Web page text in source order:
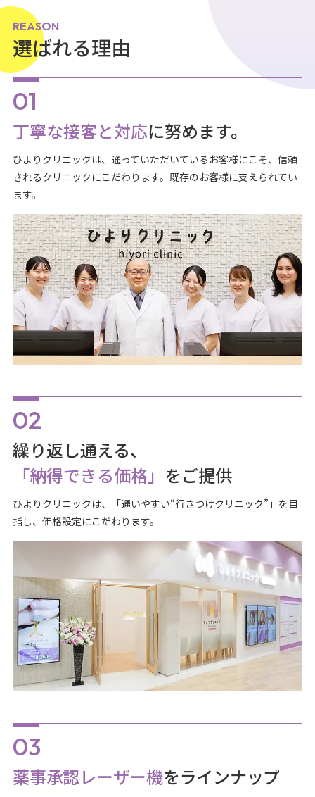
REASON
選ばれる理由
丁寧な接客と対応に努めます。
ひよりクリニックは、通っていただいているお客様にこそ、信頼
されるクリニックにこだわります。既存のお客様に支えられてい
ます。
繰り返し通える、
「納得できる価格」 をご提供
ひよりクリニックは、「通いやすい“行きつけクリニック”」を目
指し、価格設定にこだわります。
薬事承認レーザー機をラインナップ